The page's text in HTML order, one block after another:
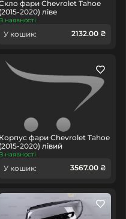
фари Chevrolet Tahoe
(2015-2020) ліве
В наявності
У кошик: 2132.00 ₴
Корпус фари Chevrolet Tahoe
(2015-2020) лівий
В наявності
У кошик: 3567.00 ₴